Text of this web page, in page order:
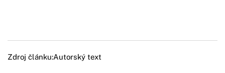
Zdroj článku:Autorský text